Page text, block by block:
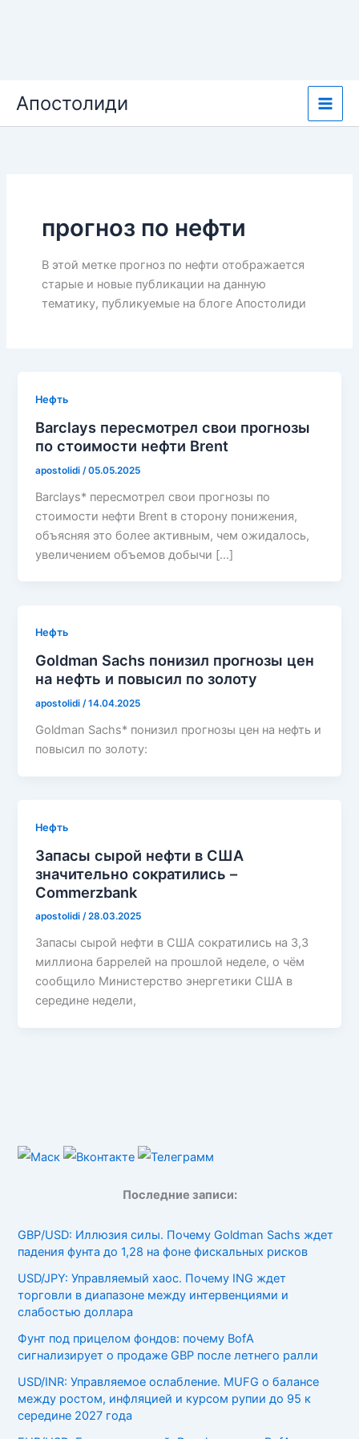
содержимому
Апостолиди
прогноз по нефти
В этой метке прогноз по нефти отображается
старые и новые публикации на данную
тематику, публикуемые на блоге Апостолиди
Нефть
Barclays пересмотрел свои прогнозы
по стоимости нефти Brent
apostolidi /05.05.2025
Barclays* пересмотрел свои прогнозы по
стоимости нефти Brent в сторону понижения,
объясняя это более активным, чем ожидалось,
увеличением объемов добычи […]
Нефть
Goldman Sachs понизил прогнозы цен
на нефть и повысил по золоту
apostolidi/14.04.2025
Goldman Sachs* понизил прогнозы цен на нефть и
повысил по золоту:
Нефть
Запасы сырой нефти в США
значительно сократились –
Commerzbank
apostolidi/28.03.2025
Запасы сырой нефти в США сократились на 3,3
миллиона баррелей на прошлой неделе, о чём
сообщило Министерство энергетики США в
середине недели,
Последние записи:
GBP/USD: Иллюзия силы. Почему Goldman Sachs ждет
падения фунта до 1,28 на фоне фискальных рисков
USD/JPY: Управляемый хаос. Почему ING ждет
торговли в диапазоне между интервенциями и
слабостью доллара
Фунт под прицелом фондов: почему BofA
сигнализирует о продаже GBP после летнего ралли
USD/INR: Управляемое ослабление. MUFG о балансе
между ростом, инфляцией и курсом рупии до 95 к
середине 2027 года